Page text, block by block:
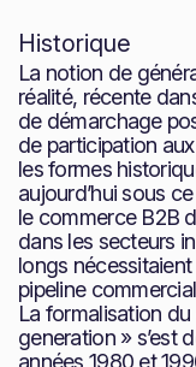
Historique
La notion de
réalité, récente
de démarchage
de participation
les formes
aujourd’hui sous
le commerce B2B
dans les secteurs
longs
pipeline
La formalisation
generation » s’est
années 1980 et